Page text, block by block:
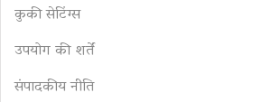
कुकी सेटिंग्स
उपयोग की शर्तें
संपादकीय नीति